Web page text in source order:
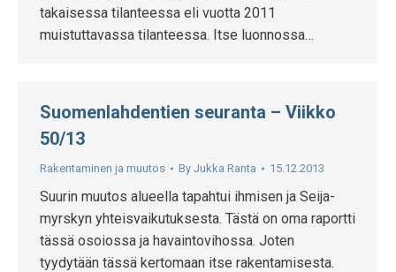
takaisessa tilanteessa eli vuotta 2011
muistuttavassa tilanteessa. Itse luonnossa…
Suomenlahdentien seuranta – Viikko
50/13
Rakentaminen ja muutos By Jukka Ranta 15.12.2013
Suurin muutos alueella tapahtui ihmisen ja Seija-
myrskyn yhteisvaikutuksesta. Tästä on oma raportti
tässä osoiossa ja havaintovihossa. Joten
tyydytään tässä kertomaan itse rakentamisesta.